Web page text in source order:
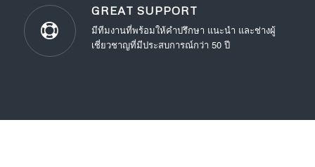
GREAT SUPPORT
มีทีมงานที่พร้อมให้คำปรึกษา แนะนำ และช่างผู้
เชี่ยวชาญที่มีประสบการณ์กว่า 50 ปี